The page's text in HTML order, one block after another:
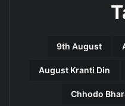
9th August
August Kranti Din
Chhodo